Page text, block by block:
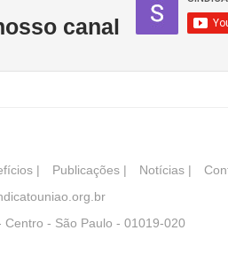
canal
| Publicações | Notícias |
- São Paulo - 01019-020